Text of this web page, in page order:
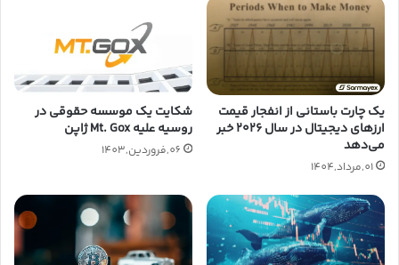
یک چارت باستانی از انفجار قیمت
ارزهای دیجیتال در سال ۲۰۲۶ خبر
می‌دهد
01,مرداد,1404
شکایت یک موسسه حقوقی در
روسیه علیه Mt. Gox ژاپن
06,فروردین,1403